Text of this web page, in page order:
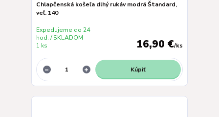
Chlapčenská košeľa dlhý rukáv modrá Štandard,
veľ. 140
16,90 €/ks
Expedujeme do 24
hod. / SKLADOM
1 ks
Kúpiť